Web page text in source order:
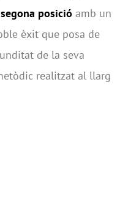
segona posició amb un
èxit que posa de
de la seva
realitzat al llarg